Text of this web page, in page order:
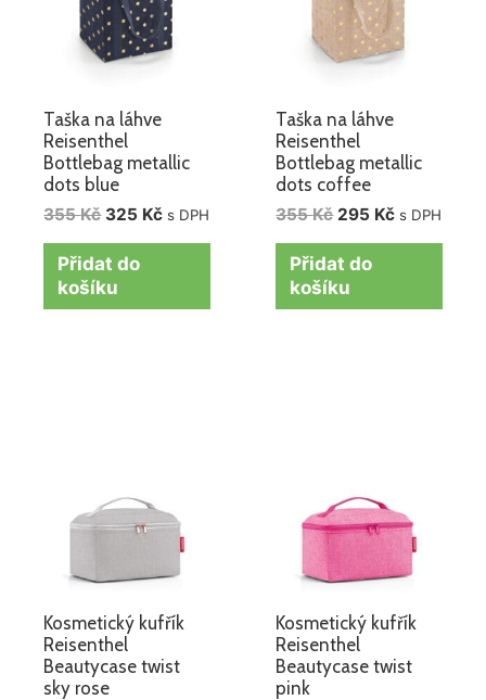
Taška na láhve
Reisenthel
Bottlebag metallic
dots blue
355Kč 325 Kč s DPH
Přidat do
košíku
Taška na láhve
Reisenthel
Bottlebag metallic
dots coffee
355Kč 295 Kč s DPH
Přidat do
košíku
Kosmetický kufřík
Reisenthel
Beautycase twist
sky rose
Kosmetický kufřík
Reisenthel
Beautycase twist
pink